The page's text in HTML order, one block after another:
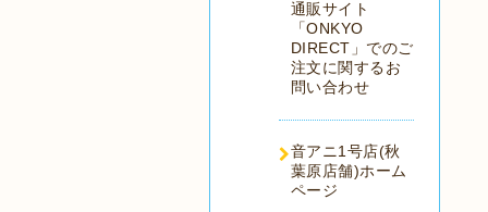
通販サイト
「ONKYO
DIRECT」でのご
注文に関するお
問い合わせ
音アニ1号店(秋
葉原店舗)ホーム
ページ